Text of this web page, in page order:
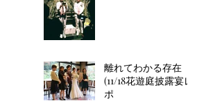
離れてわかる存在
(11/18花遊庭披露宴レ
ポ